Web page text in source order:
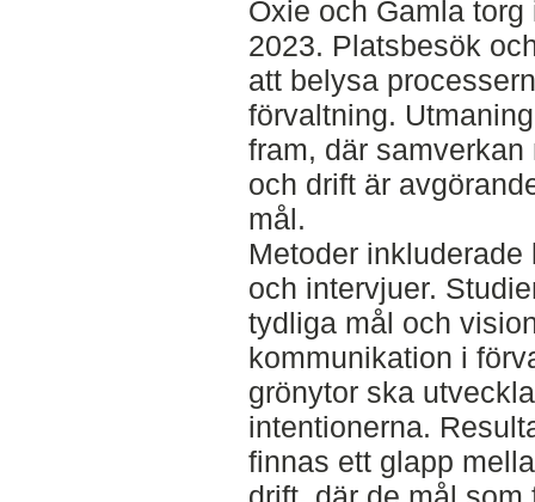
Oxie och Gamla
2023. Platsbesök
att belysa
förvaltning.
fram, där
och drift är
mål.
Metoder
och intervjuer.
tydliga mål och
kommunikation i
grönytor ska
intentionerna.
finnas ett glapp